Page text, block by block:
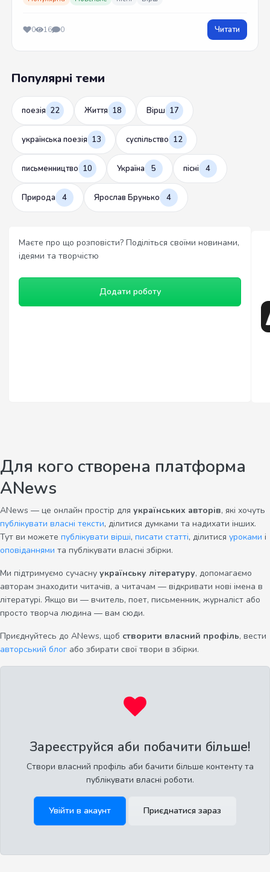
0 16 0 Читати
Популярні теми
поезія 22 Життя 18 Вірш 17
українська поезія 13 суспільство 12
письменництво 10 Україна 5 пісні 4
Природа 4 Ярослав Брунько 4
Маєте про що розповісти? Поділіться своїми новинами,
ідеями та творчістю
Додати роботу
Для кого створена платформа
ANews
ANews — це онлайн простір для українських авторів, які хочуть
публікувати власні тексти, ділитися думками та надихати інших.
Тут ви можете публікувати вірші, писати статті, ділитися уроками і
оповіданнями та публікувати власні збірки.
Ми підтримуємо сучасну українську літературу, допомагаємо
авторам знаходити читачів, а читачам — відкривати нові імена в
літературі. Якщо ви — вчитель, поет, письменник, журналіст або
просто творча людина — вам сюди.
Приєднуйтесь до ANews, щоб створити власний профіль, вести
авторський блог або збирати свої твори в збірки.
Зареєструйся аби побачити більше!
Створи власний профіль аби бачити більше контенту та
публікувати власні роботи.
Увійти в акаунт Приєднатися зараз